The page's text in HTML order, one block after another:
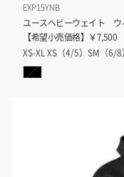
EXP15YNB
ユースヘビーウェイト ウ
【希望小売価格】￥7,500
XS-XL XS（4/5）SM（6/